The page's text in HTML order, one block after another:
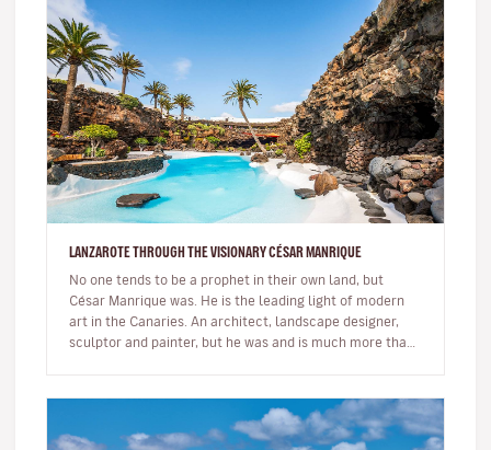
LANZAROTE THROUGH THE VISIONARY CÉSAR MANRIQUE
No one tends to be a prophet in their own land, but
César Manrique was. He is the leading light of modern
art in the Canaries. An architect, landscape designer,
sculptor and painter, but he was and is much more than